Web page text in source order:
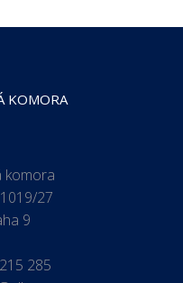
KOMORA
komora
27
9
285